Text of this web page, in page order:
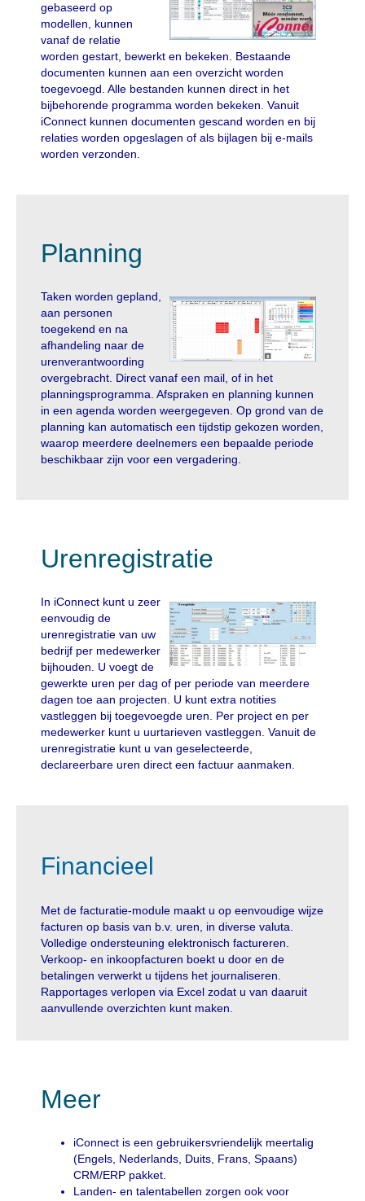
gebaseerd op
modellen, kunnen
vanaf de relatie
worden gestart, bewerkt en bekeken. Bestaande
documenten kunnen aan een overzicht worden
toegevoegd. Alle bestanden kunnen direct in het
bijbehorende programma worden bekeken. Vanuit
iConnect kunnen documenten gescand worden en bij
relaties worden opgeslagen of als bijlagen bij e-mails
worden verzonden.
Planning
Taken worden gepland,
aan personen
toegekend en na
afhandeling naar de
urenverantwoording
overgebracht. Direct vanaf een mail, of in het
planningsprogramma. Afspraken en planning kunnen
in een agenda worden weergegeven. Op grond van de
planning kan automatisch een tijdstip gekozen worden,
waarop meerdere deelnemers een bepaalde periode
beschikbaar zijn voor een vergadering.
Urenregistratie
In iConnect kunt u zeer
eenvoudig de
urenregistratie van uw
bedrijf per medewerker
bijhouden. U voegt de
gewerkte uren per dag of per periode van meerdere
dagen toe aan projecten. U kunt extra notities
vastleggen bij toegevoegde uren. Per project en per
medewerker kunt u uurtarieven vastleggen. Vanuit de
urenregistratie kunt u van geselecteerde,
declareerbare uren direct een factuur aanmaken.
Financieel
Met de facturatie-module maakt u op eenvoudige wijze
facturen op basis van b.v. uren, in diverse valuta.
Volledige ondersteuning elektronisch factureren.
Verkoop- en inkoopfacturen boekt u door en de
betalingen verwerkt u tijdens het journaliseren.
Rapportages verlopen via Excel zodat u van daaruit
aanvullende overzichten kunt maken.
Meer
iConnect is een gebruikersvriendelijk meertalig
(Engels, Nederlands, Duits, Frans, Spaans)
CRM/ERP pakket.
Landen- en talentabellen zorgen ook voor